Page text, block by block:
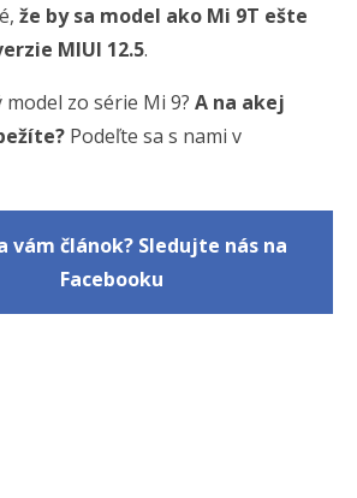
že by sa model ako Mi 9T ešte
MIUI 12.5.
zo série Mi 9? A na akej
Podeľte sa s nami v
vám článok? Sledujte nás na
Facebooku